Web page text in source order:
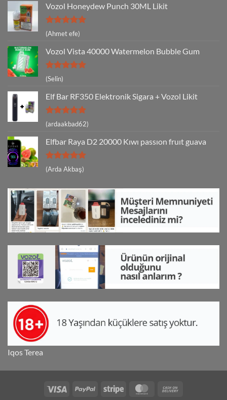
Vozol Honeydew Punch 30ML Likit
5 üzerinden
5
(Ahmet efe)
Vozol Vista 40000 Watermelon Bubble Gum
5 üzerinden
5
oy aldı
(Selin)
Elf Bar RF350 Elektronik Sigara + Vozol Likit
5 üzerinden
5
(ardaakbad62)
Elfbar Raya D2 20000 Kıwı passıon fruıt guava
5 üzerinden
5
(Arda Akbaş)
Iqos Terea
Visa PayPal Stripe MasterCard